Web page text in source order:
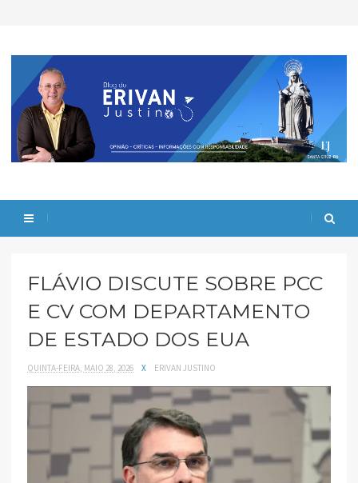
FLÁVIO DISCUTE SOBRE PCC
E CV COM DEPARTAMENTO
DE ESTADO DOS EUA
QUINTA-FEIRA, MAIO 28, 2026 X ERIVAN JUSTINO